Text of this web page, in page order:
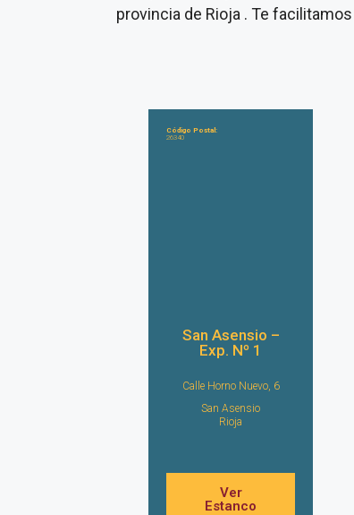
provincia de Rioja . Te
Código Postal:
26340
San Asensio –
Exp. Nº 1
Calle Horno Nuevo, 6
San Asensio
Rioja
Ver
Estanco